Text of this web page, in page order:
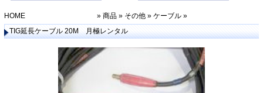
HOME » 商品» その他» ケーブル»
TIG延長ケーブル 20M 月極レンタル